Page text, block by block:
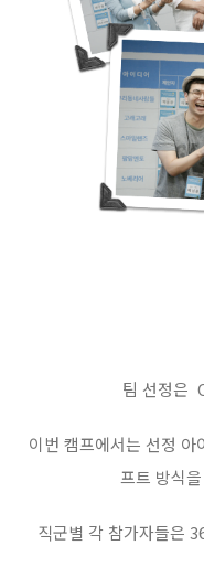
팀 선정은
이번 캠프에서는 선정
프트 방식
직군별 각 참가자들은